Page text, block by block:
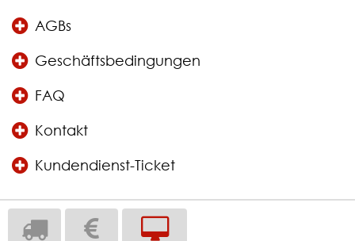
AGBs
Geschäftsbedingungen
FAQ
Kontakt
Kundendienst-Ticket